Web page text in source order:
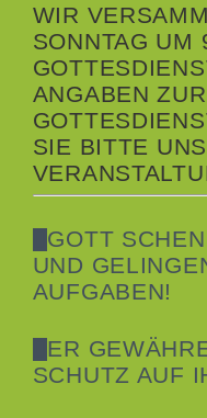
WIR
SONNTAG UM
ANGABEN
SIE BITTE
GOTT
UND
AUFGABEN!
ER
SCHUTZ AUF